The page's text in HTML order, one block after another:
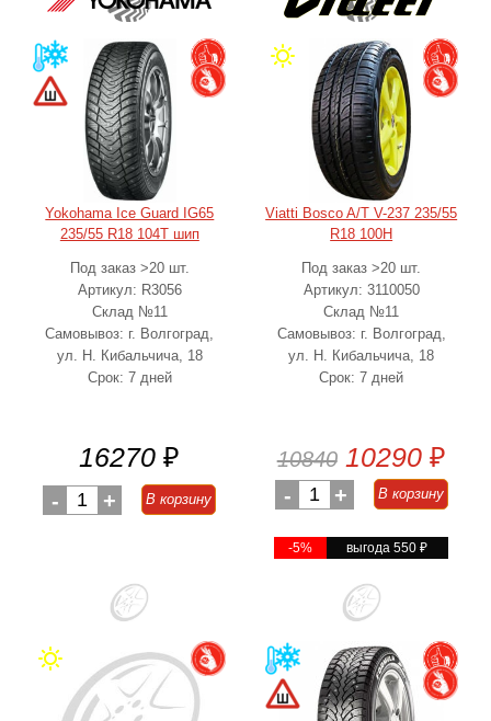
Yokohama Ice Guard IG65
235/55 R18 104T шип
Под заказ >20 шт.
Артикул: R3056
Склад №11
Самовывоз: г. Волгоград,
ул. Н. Кибальчича, 18
Срок: 7 дней
16270 ₽
- 1 + В корзину
Viatti Bosco A/T V-237 235/55
R18 100H
Под заказ >20 шт.
Артикул: 3110050
Склад №11
Самовывоз: г. Волгоград,
ул. Н. Кибальчича, 18
Срок: 7 дней
10840 10290 ₽
- 1 + В корзину
-5% выгода 550₽